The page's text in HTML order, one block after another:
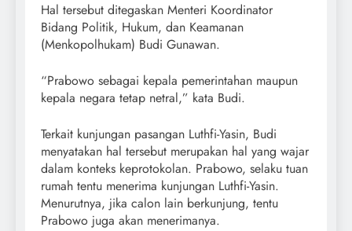
Hal tersebut ditegaskan Menteri Koordinator
Bidang Politik, Hukum, dan Keamanan
(Menkopolhukam) Budi Gunawan.
“Prabowo sebagai kepala pemerintahan maupun
kepala negara tetap netral,” kata Budi.
Terkait kunjungan pasangan Luthfi-Yasin, Budi
menyatakan hal tersebut merupakan hal yang wajar
dalam konteks keprotokolan. Prabowo, selaku tuan
rumah tentu menerima kunjungan Luthfi-Yasin.
Menurutnya, jika calon lain berkunjung, tentu
Prabowo juga akan menerimanya.